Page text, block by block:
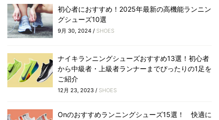
初心者におすすめ！2025年最新の高機能ランニン
グシューズ10選
9月 30, 2024 / SHOES
ナイキランニングシューズおすすめ13選！初心者
から中級者・上級者ランナーまでぴったりの1足を
ご紹介
12月 23, 2023 / SHOES
Onのおすすめランニングシューズ15選！ 快適に